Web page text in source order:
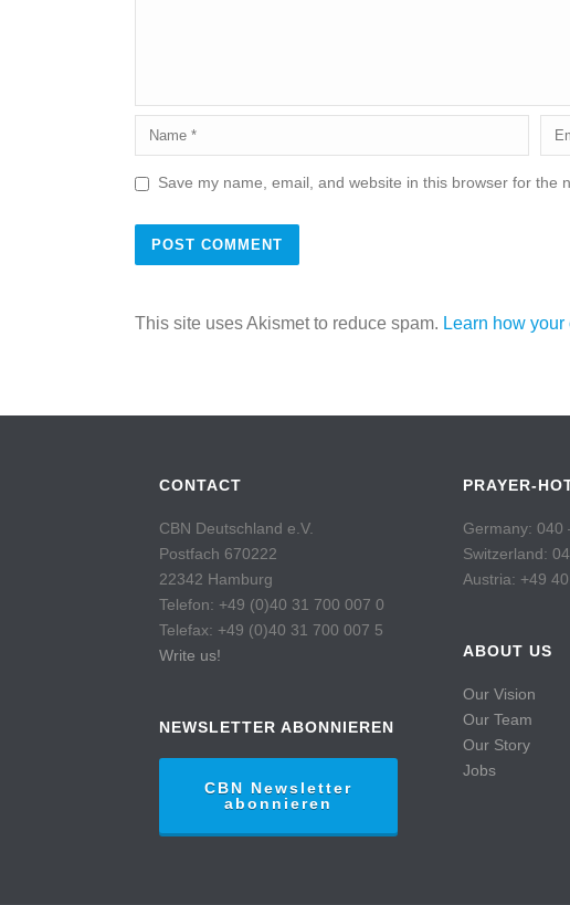
Save my name, email, and website in this browser for the
This site uses Akismet to reduce spam. Learn how
CONTACT
CBN Deutschland e.V.
Postfach 670222
22342 Hamburg
Telefon: +49 (0)40 31 700 007 0
Telefax: +49 (0)40 31 700 007 5
Write us!
NEWSLETTER ABONNIEREN
CBN Newsletter
abonnieren
PRAYER-
Germany: 040
Switzerland:
Austria: +49
ABOUT US
Our Vision
Our Team
Our Story
Jobs